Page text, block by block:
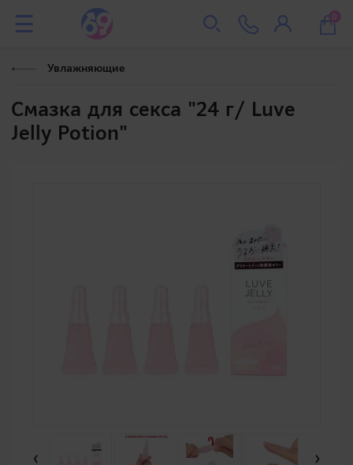
0
Увлажняющие
Смазка для секса "24 г/ Luve
Jelly Potion"
‹ ›